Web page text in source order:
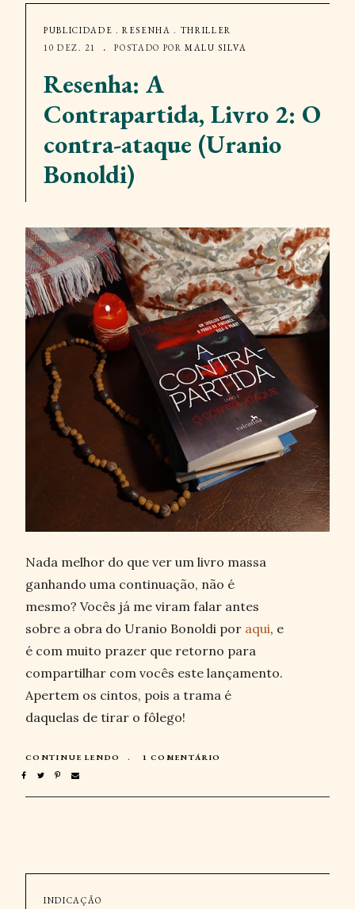
PUBLICIDADE .RESENHA . THRILLER
10 DEZ. 21
POSTADO PORMALU SILVA
Resenha: A
Contrapartida, Livro 2: O
contra-ataque (Uranio
Bonoldi)
Nada melhor do que ver um livro massa
ganhando uma continuação, não é
mesmo? Vocês já me viram falar antes
sobre a obra do Uranio Bonoldi por aqui, e
é com muito prazer que retorno para
compartilhar com vocês este lançamento.
Apertem os cintos, pois a trama é
daquelas de tirar o fôlego!
CONTINUE LENDO 1 COMENTÁRIO
INDICAÇÃO